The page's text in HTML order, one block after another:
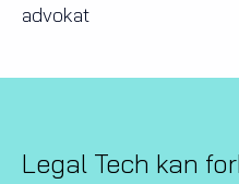
advokat
Legal Tech kan